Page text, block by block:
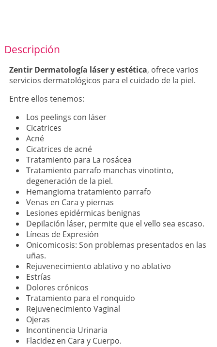
Descripción
Zentir Dermatología láser y estética, ofrece varios
servicios dermatológicos para el cuidado de la piel.
Entre ellos tenemos:
Los peelings con láser
Cicatrices
Acné
Cicatrices de acné
Tratamiento para La rosácea
Tratamiento parrafo manchas vinotinto,
degeneración de la piel.
Hemangioma tratamiento parrafo
Venas en Cara y piernas
Lesiones epidérmicas benignas
Depilación láser, permite que el vello sea escaso.
Líneas de Expresión
Onicomicosis: Son problemas presentados en las
uñas.
Rejuvenecimiento ablativo y no ablativo
Estrías
Dolores crónicos
Tratamiento para el ronquido
Rejuvenecimiento Vaginal
Ojeras
Incontinencia Urinaria
Flacidez en Cara y Cuerpo.